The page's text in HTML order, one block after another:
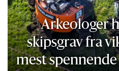
Arkeologer
skipsgrav fra
mest